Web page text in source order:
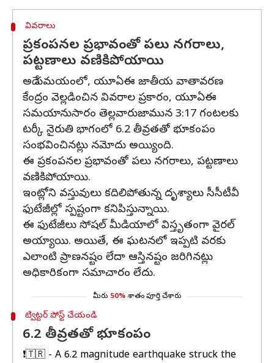
వివరాలు
ప్రకంపనల ప్రభావంతో పలు నగరాలు,
పట్టణాలు వణికిపోయాయి
అదే సమయంలో, యూఏఈ జాతీయ వాతావరణ
కేంద్రం వెల్లడించిన వివరాల ప్రకారం, యూఏఈ
సమయానుసారం తెల్లవారుజామున 3:17 గంటలకు
టర్కీ నైరుతి భాగంలో 6.2 తీవ్రతతో భూకంపం
సంభవించినట్లు నమోదు అయ్యింది.
ఈ ప్రకంపనల ప్రభావంతో పలు నగరాలు, పట్టణాలు
వణికిపోయాయి.
ఇంట్లోని వస్తువులు కదిలిపోతున్న దృశ్యాలు సీసీటీవీ
ఫుటేజీల్లో స్పష్టంగా కనిపిస్తున్నాయి.
ఈ ఫుటేజీలు సోషల్ మీడియాలో విస్తృతంగా వైరల్
అయ్యాయి. అయితే, ఈ ఘటనలో ఇప్పటి వరకు
ఎలాంటి ప్రాణనష్టం లేదా ఆస్తినష్టం జరిగినట్లు
అధికారికంగా సమాచారం లేదు.
మీరు 50% శాతం పూర్తి చేశారు
ట్విట్టర్ పోస్ట్ చేయండి
6.2 తీవ్రతతో భూకంపం
❗️🇹🇷 - A 6.2 magnitude earthquake struck the